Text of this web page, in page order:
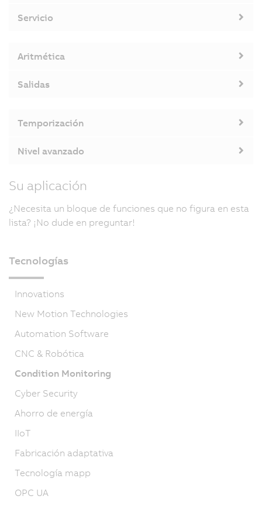
Servicio
Aritmética
Salidas
Temporización
Nivel avanzado
Su aplicación
¿Necesita un bloque de funciones que no figura en esta
lista? ¡No dude en preguntar!
Tecnologías
Innovations
New Motion Technologies
Automation Software
CNC & Robótica
Condition Monitoring
Cyber Security
Ahorro de energía
IIoT
Fabricación adaptativa
Tecnología mapp
OPC UA